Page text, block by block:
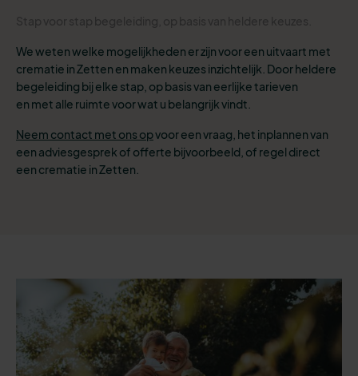
We weten welke mogelijkheden er zijn voor een uitvaart met
crematie in Zetten en maken keuzes inzichtelijk. Door heldere
begeleiding bij elke stap, op basis van eerlijke tarieven
en met alle ruimte voor wat u belangrijk vindt.
Neem contact met ons opvoor een vraag, het inplannen van
een adviesgesprek of offerte bijvoorbeeld, of regel direct
een crematie in Zetten.